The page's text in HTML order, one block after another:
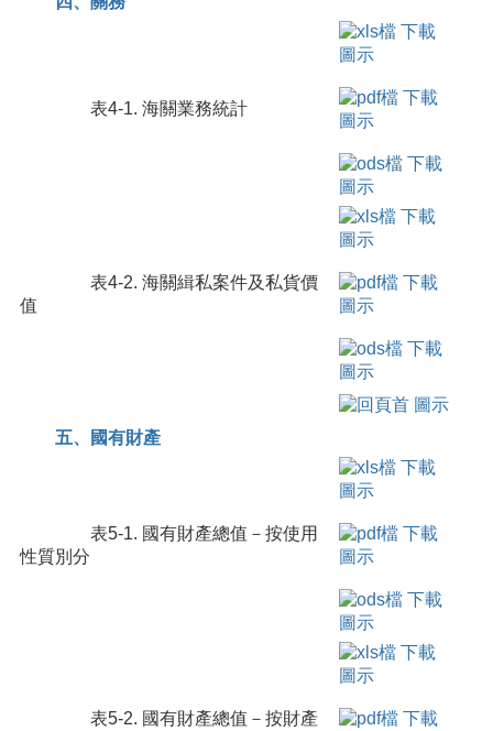
表4-1. 海關業務統計
表4-2. 海關緝私案件及私貨價
值
五、國有財產
表5-1. 國有財產總值－按使用
性質別分
表5-2. 國有財產總值－按財產